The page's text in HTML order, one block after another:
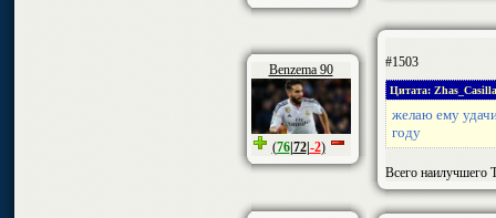
Benzema 90
(76|72|-2)
#1503
Цитата:
желаю ему
году
Всего наилучшего